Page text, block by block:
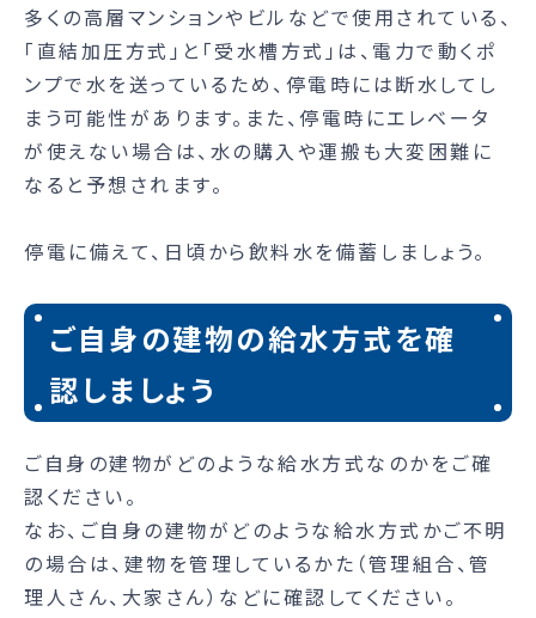
多くの高層マンションやビルなどで使用されている、
「直結加圧方式」と「受水槽方式」は、電力で動くポ
ンプで水を送っているため、停電時には断水してし
まう可能性があります。また、停電時にエレベータ
が使えない場合は、水の購入や運搬も大変困難に
なると予想されます。
停電に備えて、日頃から飲料水を備蓄しましょう。
ご自身の建物の給水方式を確
認しましょう
ご自身の建物がどのような給水方式なのかをご確
認ください。
なお、ご自身の建物がどのような給水方式かご不明
の場合は、建物を管理しているかた（管理組合、管
理人さん、大家さん）などに確認してください。